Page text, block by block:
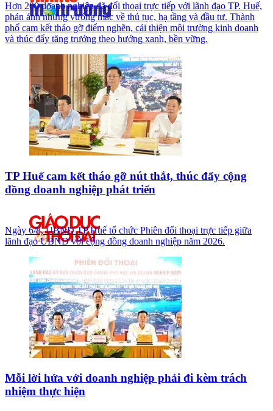
Hơn 200 doanh nghiệp đã đối thoại trực tiếp với lãnh đạo TP. Huế,
phản ánh những vướng mắc về thủ tục, hạ tầng và đầu tư. Thành
phố cam kết tháo gỡ điểm nghẽn, cải thiện môi trường kinh doanh
và thúc đẩy tăng trưởng theo hướng xanh, bền vững.
TP Huế cam kết tháo gỡ nút thắt, thúc đẩy cộng
đồng doanh nghiệp phát triển
Ngày 6/8, UBND TP Huế tổ chức Phiên đối thoại trực tiếp giữa
lãnh đạo UBND với cộng đồng doanh nghiệp năm 2026.
Mỗi lời hứa với doanh nghiệp phải đi kèm trách
nhiệm thực hiện